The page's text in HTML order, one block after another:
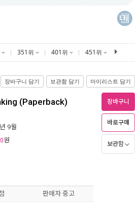
351위 401위 451위
장바구니 담기 보관함 담기 마이리스트 담기
(Paperback)
9월
원
장바구니
바로구매
보관함
판매자 중고